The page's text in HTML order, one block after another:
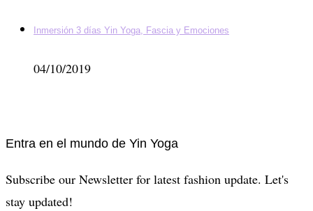
Inmersión 3 días Yin Yoga, Fascia y Emociones
04/10/2019
Entra en el mundo de Yin Yoga
Subscribe our Newsletter for latest fashion update. Let's
stay updated!